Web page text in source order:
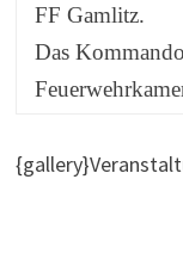
FF Gamlitz.
Das